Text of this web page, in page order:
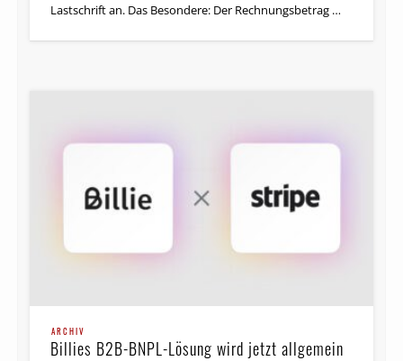
Lastschrift an. Das Besondere: Der Rechnungsbetrag …
ARCHIV
Billies B2B-BNPL-Lösung wird jetzt allgemein